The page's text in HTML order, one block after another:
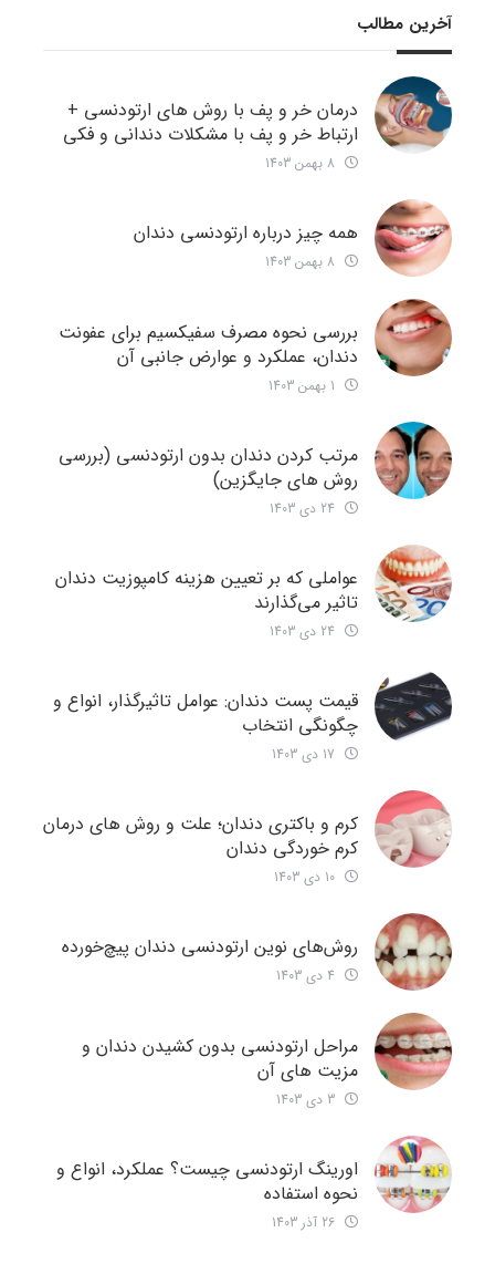
آخرین مطالب
درمان خر و پف با روش های ارتودنسی +
ارتباط خر و پف با مشکلات دندانی و فکی
همه چیز درباره ارتودنسی دندان
بررسی نحوه مصرف سفیکسیم برای عفونت
دندان، عملکرد و عوارض جانبی آن
مرتب کردن دندان بدون ارتودنسی (بررسی
روش های جایگزین)
عواملی که بر تعیین هزینه کامپوزیت دندان
تاثیر می‌گذارند
قیمت پست دندان: عوامل تاثیرگذار، انواع و
چگونگی انتخاب
کرم و باکتری دندان؛ علت و روش های درمان
کرم خوردگی دندان
روش‌های نوین ارتودنسی دندان‌ پیچ‌خورده
مراحل ارتودنسی بدون کشیدن دندان و
مزیت های آن
اورینگ ارتودنسی چیست؟ عملکرد، انواع و
نحوه استفاده